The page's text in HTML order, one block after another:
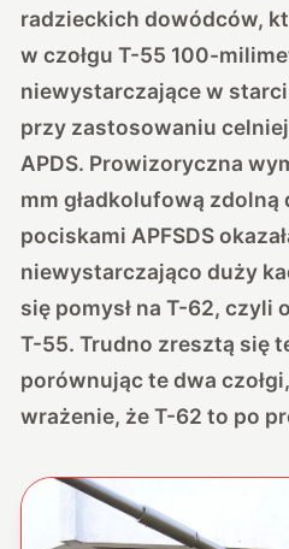
radzieckich dowódców,
w czołgu T-55 100-
niewystarczające w
przy zastosowaniu
APDS. Prowizoryczna
mm gładkolufową zdolną
pociskami APFSDS
niewystarczająco duży
się pomysł na T-62, czyli
T-55. Trudno zresztą się
porównując te dwa
wrażenie, że T-62 to po